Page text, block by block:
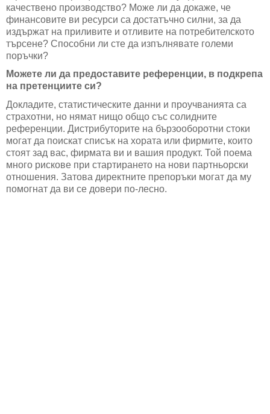
качествено производство? Може ли да докаже, че
финансовите ви ресурси са достатъчно силни, за да
издържат на приливите и отливите на потребителското
търсене? Способни ли сте да изпълнявате големи
поръчки?
Можете ли да предоставите референции, в подкрепа
на претенциите си?
Докладите, статистическите данни и проучванията са
страхотни, но нямат нищо общо със солидните
референции. Дистрибуторите на бързооборотни стоки
могат да поискат списък на хората или фирмите, които
стоят зад вас, фирмата ви и вашия продукт. Той поема
много рискове при стартирането на нови партньорски
отношения. Затова директните препоръки могат да му
помогнат да ви се довери по-лесно.